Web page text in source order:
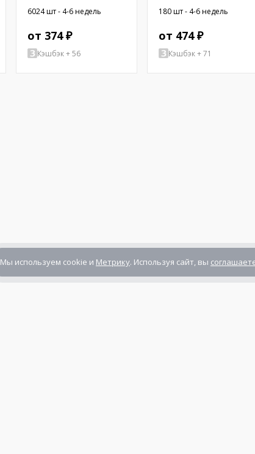
пьезоэлектрический
сигнализатор; провода
6024 шт - 4-6 недель
от 374 ₽
Кэшбэк + 56
пьезоэлектрический
сигнализатор; провода
180 шт - 4-6 недель
от 474 ₽
Кэшбэк + 71
Мы используем cookie и Метрику. Используя сайт, вы